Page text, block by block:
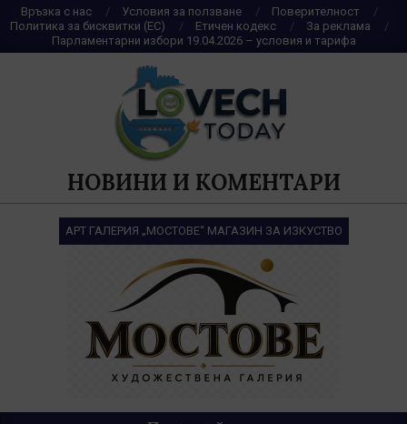
Skip
to
content
Връзка с нас Условия за ползване
Поверителност
Политика за бисквитки (ЕС)
Етичен кодекс
За реклама
Парламентарни избори 19.04.2026 – условия и тарифа
НОВИНИ И КОМЕНТАРИ
АРТ ГАЛЕРИЯ „МОСТОВЕ“ МАГАЗИН ЗА ИЗКУСТВО